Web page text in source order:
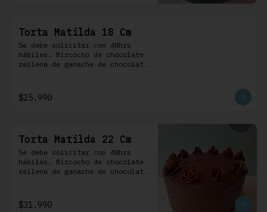
Torta Matilda 18 Cm
Se debe solicitar con 48hrs
hábiles. Bizcocho de chocolate
rellena de ganache de chocolate
chocolate.
$25.990
Torta Matilda 22 Cm
Se debe solicitar con 48hrs
hábiles. Bizcocho de chocolate
rellena de ganache de chocolate
chocolate.
$31.990